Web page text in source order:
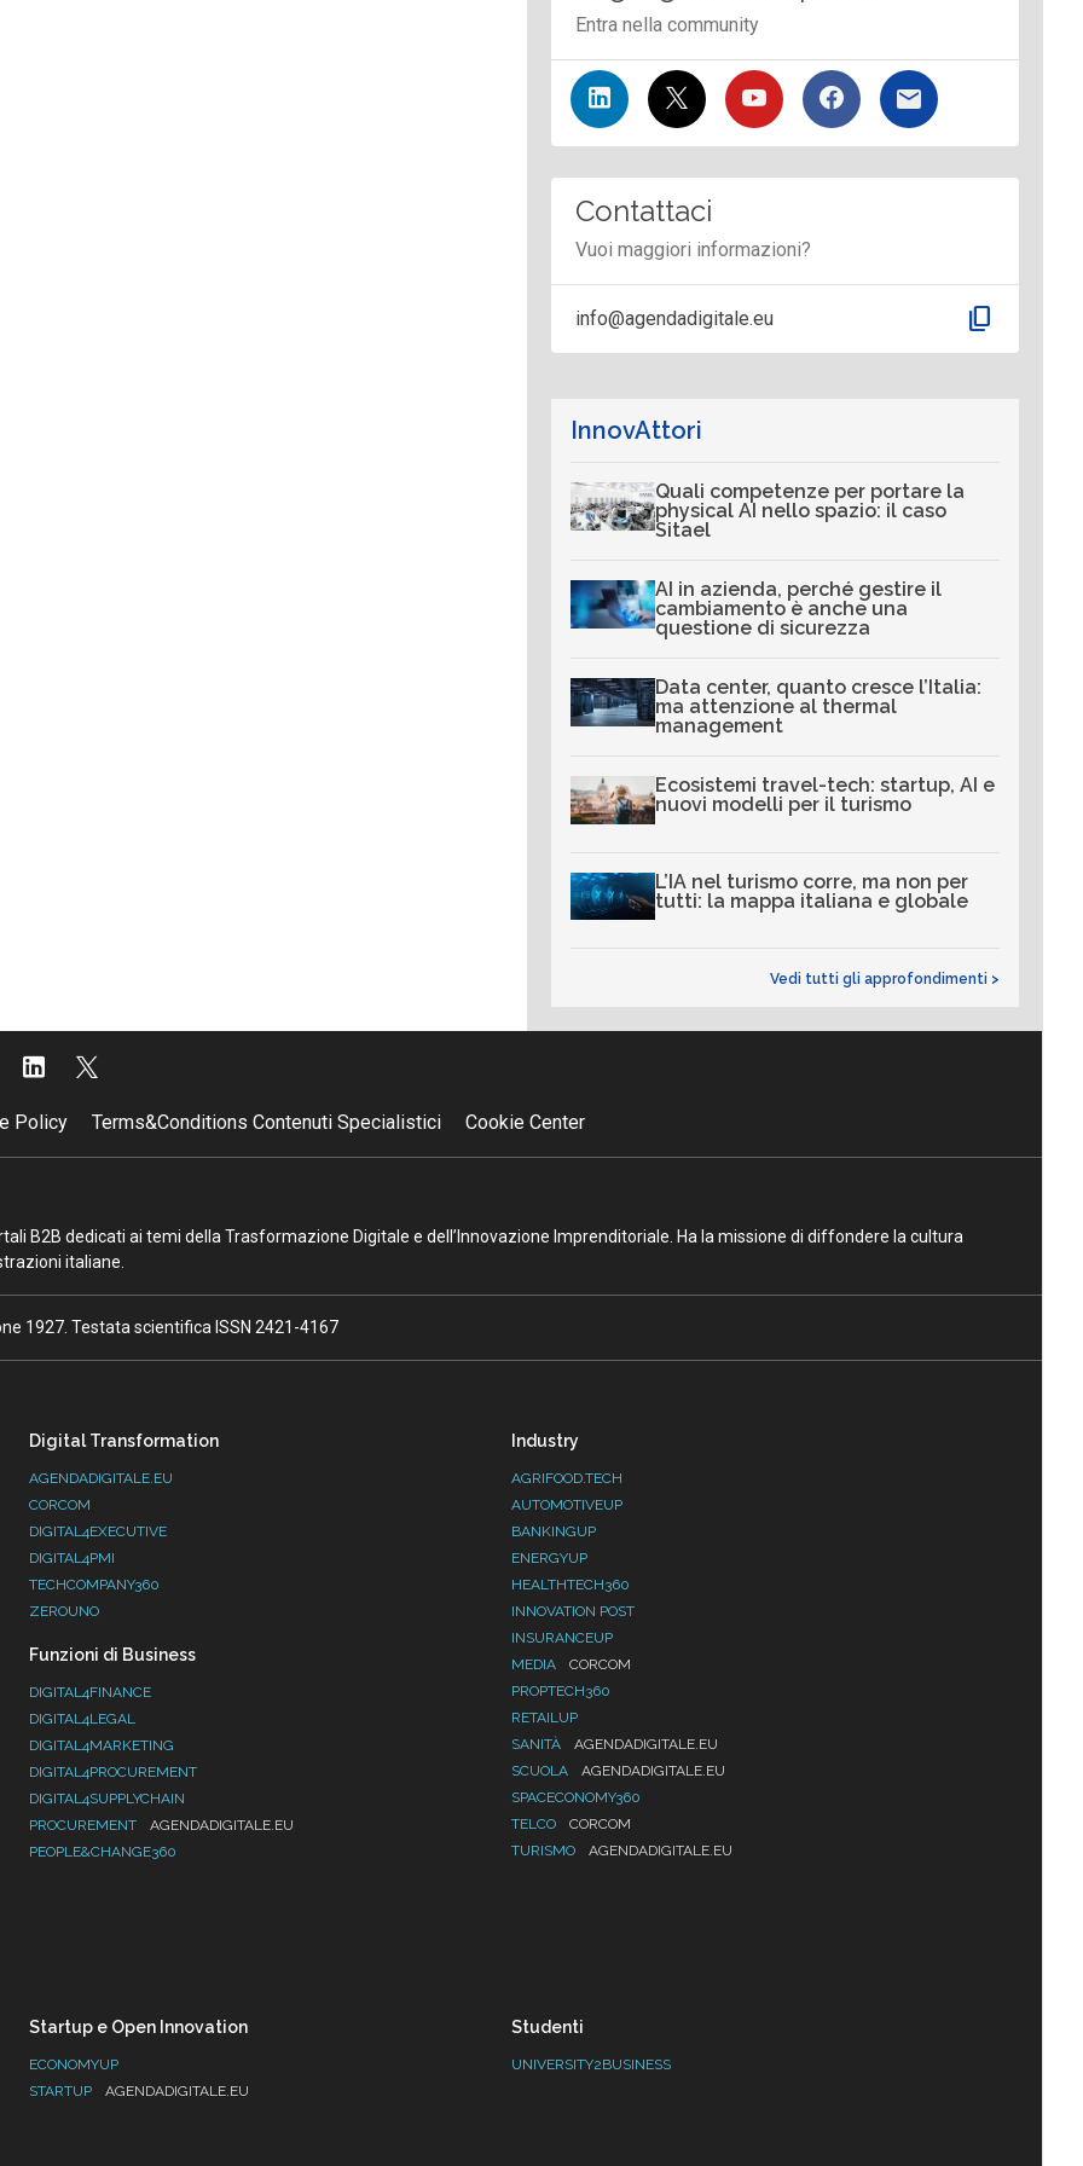
Entra nella community
Contattaci
Vuoi maggiori informazioni?
info@agendadigitale.eu content_copy
InnovAttori
Quali competenze per portare la
physical AI nello spazio: il caso
Sitael
AI in azienda, perché gestire il
cambiamento è anche una
questione di sicurezza
Data center, quanto cresce l’Italia:
ma attenzione al thermal
management
Ecosistemi travel-tech: startup, AI e
nuovi modelli per il turismo
L’IA nel turismo corre, ma non per
tutti: la mappa italiana e globale
Vedi tutti gli approfondimenti >
Policy Terms&Conditions Contenuti Specialistici Cookie Center
B2B dedicati ai temi della Trasformazione Digitale e dell’Innovazione Imprenditoriale. Ha la missione di diffondere la cultura
italiane.
1927. Testata scientifica ISSN 2421-4167
Digital Transformation
AGENDADIGITALE.EU
CORCOM
DIGITAL4EXECUTIVE
DIGITAL4PMI
TECHCOMPANY360
ZEROUNO
Funzioni di Business
DIGITAL4FINANCE
DIGITAL4LEGAL
DIGITAL4MARKETING
DIGITAL4PROCUREMENT
DIGITAL4SUPPLYCHAIN
PROCUREMENT
AGENDADIGITALE.EU
PEOPLE&CHANGE360
Industry
AGRIFOOD.TECH
AUTOMOTIVEUP
BANKINGUP
ENERGYUP
HEALTHTECH360
INNOVATION POST
INSURANCEUP
MEDIA
CORCOM
PROPTECH360
RETAILUP
SANITÀ
AGENDADIGITALE.EU
SCUOLA
AGENDADIGITALE.EU
SPACECONOMY360
TELCO
CORCOM
TURISMO
AGENDADIGITALE.EU
Startup e Open Innovation
ECONOMYUP
STARTUP
AGENDADIGITALE.EU
Studenti
UNIVERSITY2BUSINESS